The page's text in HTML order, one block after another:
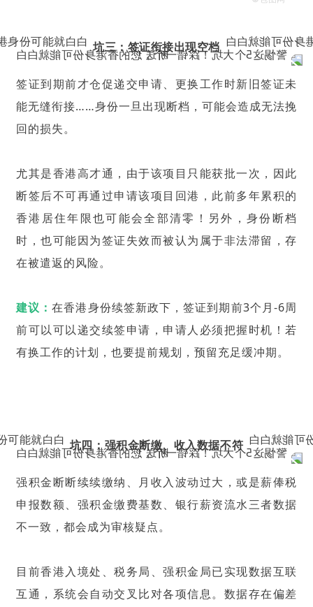
坑三：签证衔接出现空档
签证到期前才仓促递交申请、更换工作时新旧签证未
能无缝衔接……身份一旦出现断档，可能会造成无法挽
回的损失。
尤其是香港高才通 ，由于该项目只能获批一次，因此
断签后不可再通过申请该项目回港，此前多年累积的
香港居住年限也可能会全部清零！另外，身份断档
时，也可能因为签证失效而被认为属于非法滞留，存
在被遣返的风险。
建议：在香港身份续签新政下，签证到期前3个月-6周
前可以可以递交续签申请，申请人必须把握时机！若
有换工作的计划，也要提前规划，预留充足缓冲期。
坑四：强积金断缴、收入数据不符
强积金断断续续缴纳、月收入波动过大，或是薪俸税
申报数额、强积金缴费基数、银行薪资流水三者数据
不一致，都会成为审核疑点。
目前香港入境处、税务局、强积金局已实现数据互联
互通，系统会自动交叉比对各项信息。数据存在偏差